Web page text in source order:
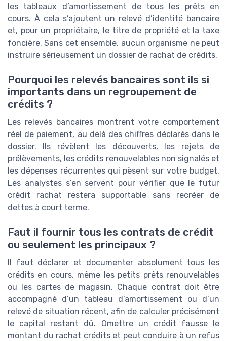
les tableaux d’amortissement de tous les prêts en
cours. À cela s’ajoutent un relevé d’identité bancaire
et, pour un propriétaire, le titre de propriété et la taxe
foncière. Sans cet ensemble, aucun organisme ne peut
instruire sérieusement un dossier de rachat de crédits.
Pourquoi les relevés bancaires sont ils si
importants dans un regroupement de
crédits ?
Les relevés bancaires montrent votre comportement
réel de paiement, au delà des chiffres déclarés dans le
dossier. Ils révèlent les découverts, les rejets de
prélèvements, les crédits renouvelables non signalés et
les dépenses récurrentes qui pèsent sur votre budget.
Les analystes s’en servent pour vérifier que le futur
crédit rachat restera supportable sans recréer de
dettes à court terme.
Faut il fournir tous les contrats de crédit
ou seulement les principaux ?
Il faut déclarer et documenter absolument tous les
crédits en cours, même les petits prêts renouvelables
ou les cartes de magasin. Chaque contrat doit être
accompagné d’un tableau d’amortissement ou d’un
relevé de situation récent, afin de calculer précisément
le capital restant dû. Omettre un crédit fausse le
montant du rachat crédits et peut conduire à un refus